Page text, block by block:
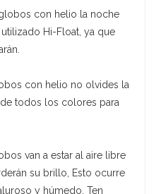
con helio la noche
Hi-Float, ya que
con helio no olvides la
todos los colores para
van a estar al aire libre
su brillo, Esto ocurre
y húmedo. Ten